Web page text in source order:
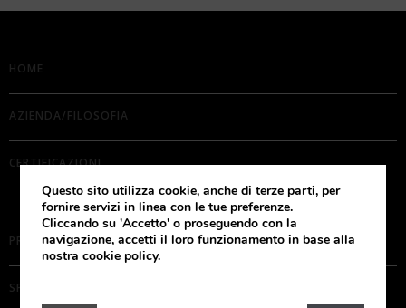
HOME
AZIENDA/FILOSOFIA
CERTIFICAZIONI
PRODOTTI
SPECIFICHE E MATERIALI
Questo sito utilizza cookie, anche di terze parti, per
fornire servizi in linea con le tue preferenze.
Cliccando su 'Accetto' o proseguendo con la
navigazione, accetti il loro funzionamento in base alla
nostra cookie policy.